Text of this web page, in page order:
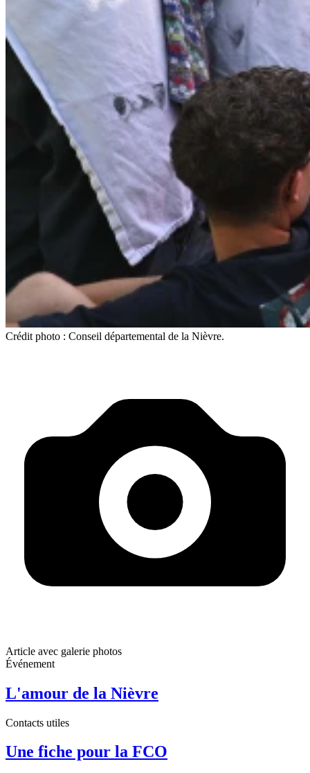
Crédit photo : Conseil départemental de la Nièvre.
Article avec galerie photos
Événement
L'amour de la Nièvre
Contacts utiles
Une fiche pour la FCO